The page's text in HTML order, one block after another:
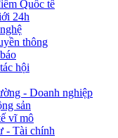
Quốc tế
24h
thông
hội
- Doanh nghiệp
sản
vĩ mô
- Tài chính